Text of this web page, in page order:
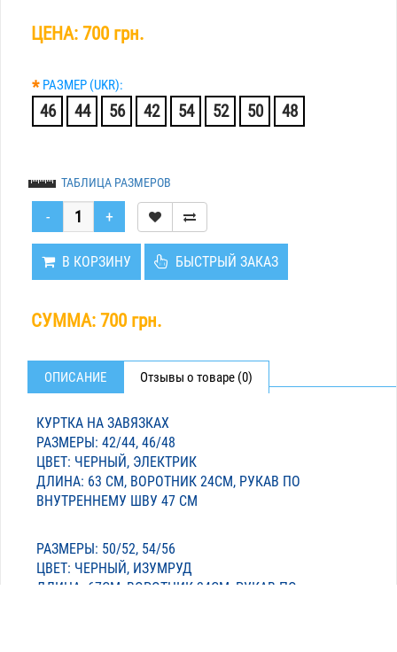
ЦЕНА: 700 грн.
* РАЗМЕР (UKR):
46 44 56 42 54 52 50 48
ТАБЛИЦА РАЗМЕРОВ
В КОРЗИНУ БЫСТРЫЙ ЗАКАЗ
СУММА: 700 грн.
ОПИСАНИЕ Отзывы о товаре (0)
КУРТКА НА ЗАВЯЗКАХ
РАЗМЕРЫ: 42/44, 46/48
ЦВЕТ: ЧЕРНЫЙ, ЭЛЕКТРИК
ДЛИНА: 63 СМ, ВОРОТНИК 24СМ, РУКАВ ПО
ВНУТРЕННЕМУ ШВУ 47 СМ
РАЗМЕРЫ: 50/52, 54/56
ЦВЕТ: ЧЕРНЫЙ, ИЗУМРУД
ДЛИНА: 67СМ, ВОРОТНИК 24СМ, РУКАВ ПО